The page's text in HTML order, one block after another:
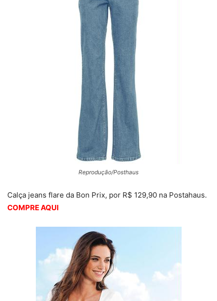
Reprodução/Posthaus
Calça jeans flare da Bon Prix, por R$ 129,90 na Postahaus.
COMPRE AQUI